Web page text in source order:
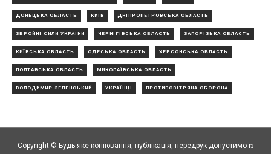
ДОНЕЦЬКА ОБЛАСТЬ КИЇВ ДНІПРОПЕТРОВСЬКА ОБЛАСТЬ
ЗБРОЙНІ СИЛИ УКРАЇНИ ЧЕРНІГІВСЬКА ОБЛАСТЬ ЗАПОРІЗЬКА ОБЛАСТЬ
КИЇВСЬКА ОБЛАСТЬ ОДЕСЬКА ОБЛАСТЬ ХЕРСОНСЬКА ОБЛАСТЬ
ПОЛТАВСЬКА ОБЛАСТЬ МИКОЛАЇВСЬКА ОБЛАСТЬ
ВОЛОДИМИР ЗЕЛЕНСЬКИЙ УКРАЇНЦІ ПРОТИПОВІТРЯНА ОБОРОНА
Copyright © Будь-яке копiювання, публiкацiя, передрук допустимо із